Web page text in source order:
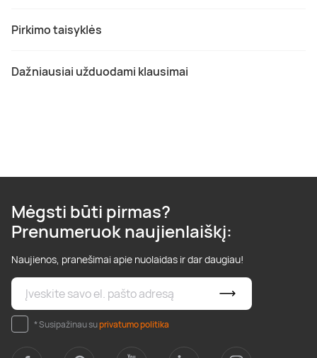
Pirkimo taisyklės
Dažniausiai užduodami klausimai
Mėgsti būti pirmas?
Prenumeruok naujienlaiškį:
Naujienos, pranešimai apie nuolaidas ir dar daugiau!
* Susipažinau suprivatumo politika